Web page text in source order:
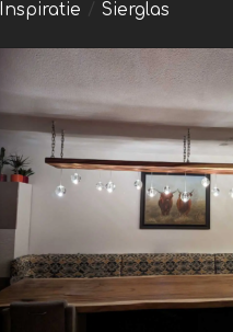
Inspiratie / Sierglas